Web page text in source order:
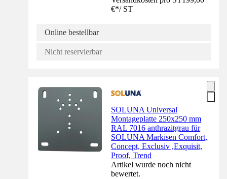
€*/ ST
Online bestellbar
Nicht reservierbar
SOLUNA Universal
Montageplatte 250x250 mm
RAL 7016 anthrazitgrau für
SOLUNA Markisen Comfort,
Concept, Exclusiv ,Exquisit,
Proof, Trend
Artikel wurde noch nicht
bewertet.